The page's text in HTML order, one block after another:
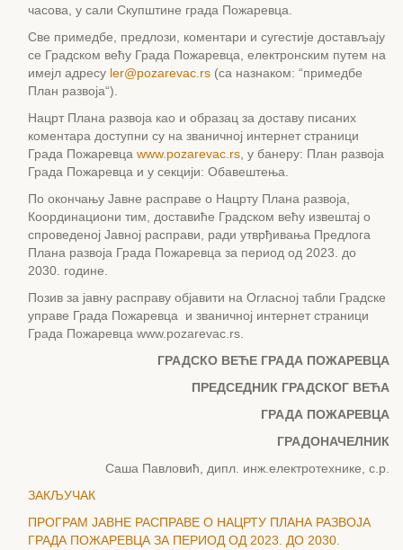
часова, у сали Скупштине града Пожаревца.
Све примедбе, предлози, коментари и сугестије достављају
се Градском већу Града Пожаревца, електронским путем на
имејл адресу ler@pozarevac.rs (са назнаком: “примедбе
План развоја“).
Нацрт Плана развоја као и образац за доставу писаних
коментара доступни су на званичној интернет страници
Града Пожаревца www.pozarevac.rs , у банеру: План развоја
Града Пожаревца и у секцији: Обавештења.
По окончању Јавне расправе о Нацрту Плана развоја,
Координациони тим, доставиће Градском већу извештај о
спроведеној Јавној расправи, ради утврђивања Предлога
Плана развоја Града Пожаревца за период од 2023. до
2030. године.
Позив за јавну расправу објавити на Огласној табли Градске
управе Града Пожаревца и званичној интернет страници
Града Пожаревца www.pozarevac.rs.
ГРАДСКО ВЕЋЕ ГРАДА ПОЖАРЕВЦА
ПРЕДСЕДНИК ГРАДСКОГ ВЕЋА
ГРАДА ПОЖАРЕВЦА
ГРАДОНАЧЕЛНИК
Саша Павловић, дипл. инж.електротехнике, с.р.
ЗАКЉУЧАК
ПРОГРАМ ЈАВНЕ РАСПРАВЕ О НАЦРТУ ПЛАНА РАЗВОЈА
ГРАДА ПОЖАРЕВЦА ЗА ПЕРИОД ОД 2023. ДО 2030.